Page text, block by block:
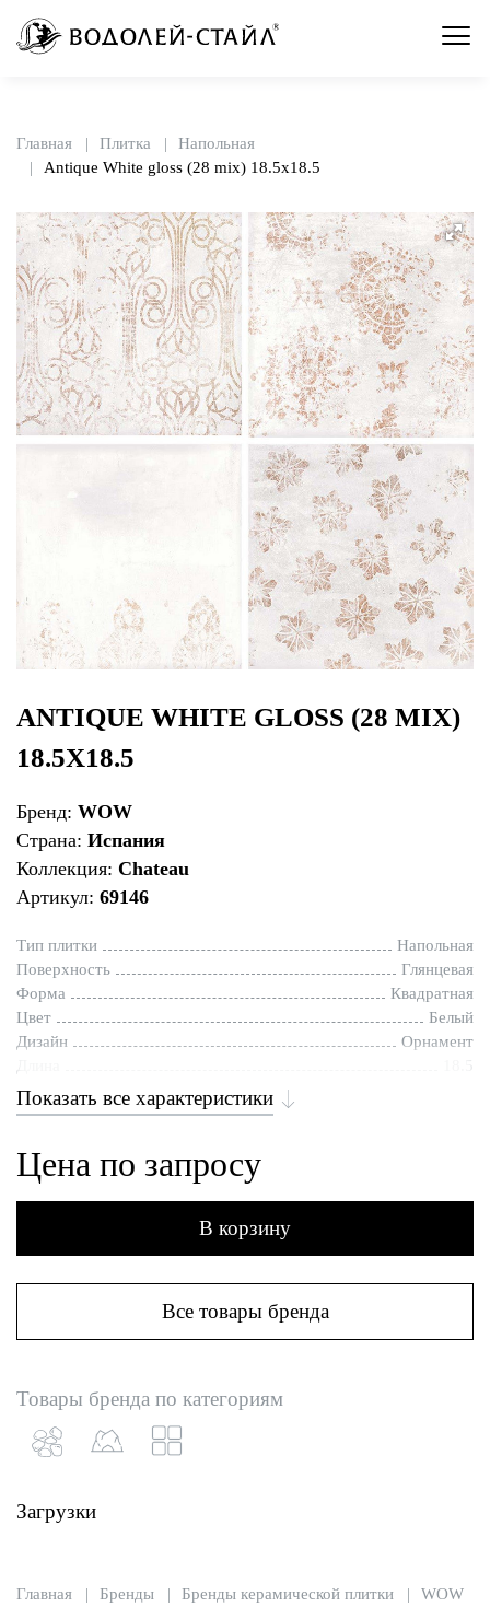
Главная Плитка
Напольная
Antique White gloss (28 mix) 18.5x18.5
ANTIQUE WHITE GLOSS (28 MIX)
18.5X18.5
Бренд: WOW
Страна: Испания
Коллекция: Chateau
Артикул: 69146
Тип плитки
Напольная
Поверхность
Глянцевая
Форма
Квадратная
Цвет
Белый
Дизайн
Орнамент
Показать все характеристики
Цена по запросу
В корзину
Все товары бренда
Товары бренда по категориям
Загрузки
Главная Бренды Бренды керамической плитки
WOW